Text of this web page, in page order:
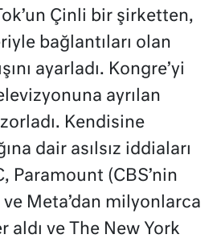
Çinli bir şirketten,
bağlantıları olan
ayarladı. Kongre’yi
ayrılan
Kendisine
dair asılsız iddiaları
Paramount (CBS’nin
Meta’dan milyonlarca
aldı ve The New York